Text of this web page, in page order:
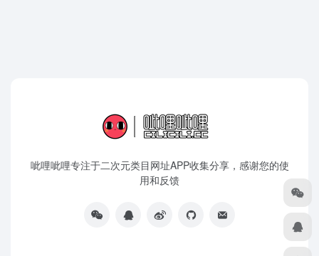
呲哩呲哩专注于二次元类目网址APP收集分享，感谢您的使
用和反馈